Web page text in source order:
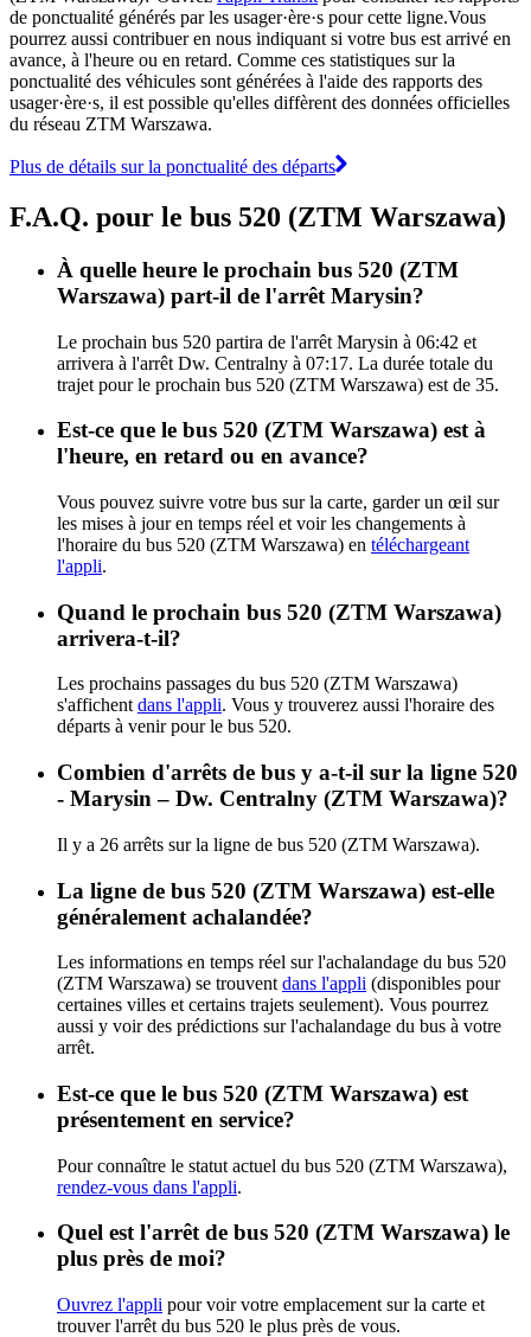
de ponctualité générés par les usager·ère·s pour cette ligne.Vous
pourrez aussi contribuer en nous indiquant si votre bus est arrivé en
avance, à l'heure ou en retard. Comme ces statistiques sur la
ponctualité des véhicules sont générées à l'aide des rapports des
usager·ère·s, il est possible qu'elles diffèrent des données officielles
du réseau ZTM Warszawa.
Plus de détails sur la ponctualité des départs
F.A.Q. pour le bus 520 (ZTM Warszawa)
À quelle heure le prochain bus 520 (ZTM
Warszawa) part-il de l'arrêt Marysin?
Le prochain bus 520 partira de l'arrêt Marysin à 06:42 et
arrivera à l'arrêt Dw. Centralny à 07:17. La durée totale du
trajet pour le prochain bus 520 (ZTM Warszawa) est de 35.
Est-ce que le bus 520 (ZTM Warszawa) est à
l'heure, en retard ou en avance?
Vous pouvez suivre votre bus sur la carte, garder un œil sur
les mises à jour en temps réel et voir les changements à
l'horaire du bus 520 (ZTM Warszawa) en téléchargeant
l'appli.
Quand le prochain bus 520 (ZTM Warszawa)
arrivera-t-il?
Les prochains passages du bus 520 (ZTM Warszawa)
s'affichent dans l'appli. Vous y trouverez aussi l'horaire des
départs à venir pour le bus 520.
Combien d'arrêts de bus y a-t-il sur la ligne 520
- Marysin – Dw. Centralny (ZTM Warszawa)?
Il y a 26 arrêts sur la ligne de bus 520 (ZTM Warszawa).
La ligne de bus 520 (ZTM Warszawa) est-elle
généralement achalandée?
Les informations en temps réel sur l'achalandage du bus 520
(ZTM Warszawa) se trouvent dans l'appli (disponibles pour
certaines villes et certains trajets seulement). Vous pourrez
aussi y voir des prédictions sur l'achalandage du bus à votre
arrêt.
Est-ce que le bus 520 (ZTM Warszawa) est
présentement en service?
Pour connaître le statut actuel du bus 520 (ZTM Warszawa),
rendez-vous dans l'appli.
Quel est l'arrêt de bus 520 (ZTM Warszawa) le
plus près de moi?
Ouvrez l'appli pour voir votre emplacement sur la carte et
trouver l'arrêt du bus 520 le plus près de vous.